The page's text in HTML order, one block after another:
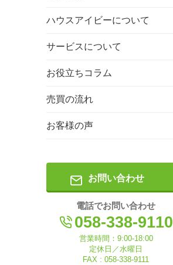
ハウスアイビーについて
サービスについて
お役立ちコラム
売買の流れ
お客様の声
お問い合わせ
電話でお問い合わせ
058-338-9110
営業時間：9:00-18:00
定休日／水曜日
FAX : 058-338-9111